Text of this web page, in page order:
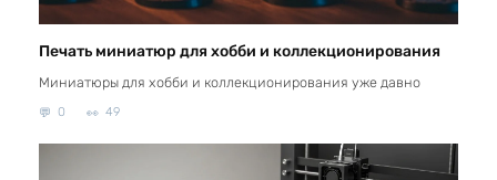
Печать миниатюр для хобби и коллекционирования
Миниатюры для хобби и коллекционирования уже давно
0 49